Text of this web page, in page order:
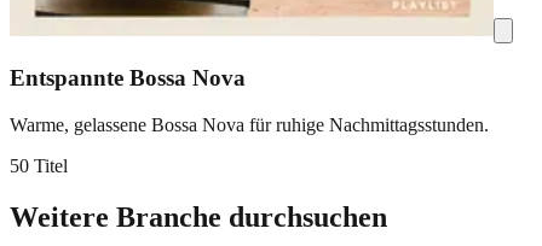
Entspannte Bossa Nova
Warme, gelassene Bossa Nova für ruhige Nachmittagsstunden.
50 Titel
Weitere Branche durchsuchen